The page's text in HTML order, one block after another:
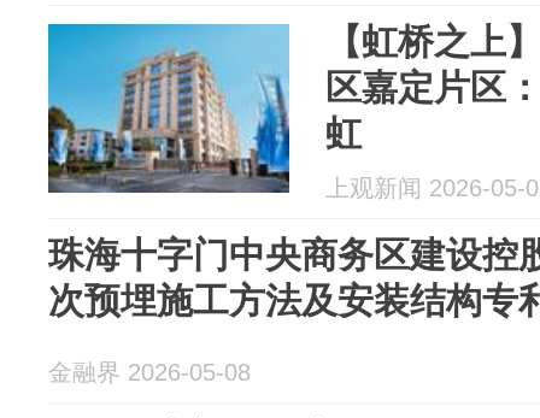
【虹桥之上
区嘉定片区
虹
上观新闻 2026-05-
珠海十字门中央商务区建设控
次预埋施工方法及安装结构专
金融界 2026-05-08